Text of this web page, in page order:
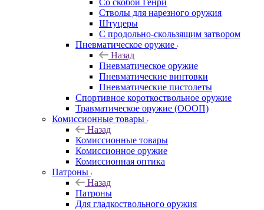
Со скобой Генри
Стволы для нарезного оружия
Штуцеры
С продольно-скользящим затвором
Пневматическое оружие
Назад
Пневматическое оружие
Пневматические винтовки
Пневматические пистолеты
Спортивное короткоствольное оружие
Травматическое оружие (ОООП)
Комиссионные товары
Назад
Комиссионные товары
Комиссионное оружие
Комиссионная оптика
Патроны
Назад
Патроны
Для гладкоствольного оружия